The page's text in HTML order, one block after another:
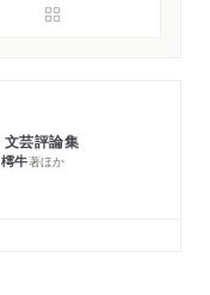
芸評論集
牛著ほか